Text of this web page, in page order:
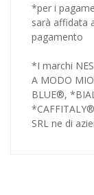
*per i
sarà affidata
pagamento
*I marchi
A MODO
BLUE®,
SRL ne di